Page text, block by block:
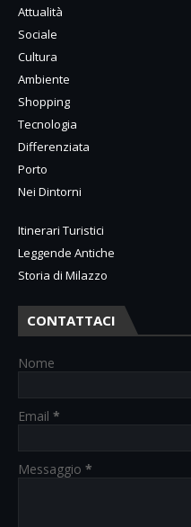
Attualità
Sociale
Cultura
Ambiente
Shopping
Tecnologia
Differenziata
Porto
Nei Dintorni
Itinerari Turistici
Leggende Antiche
Storia di Milazzo
CONTATTACI
Nome
Email *
Messaggio *